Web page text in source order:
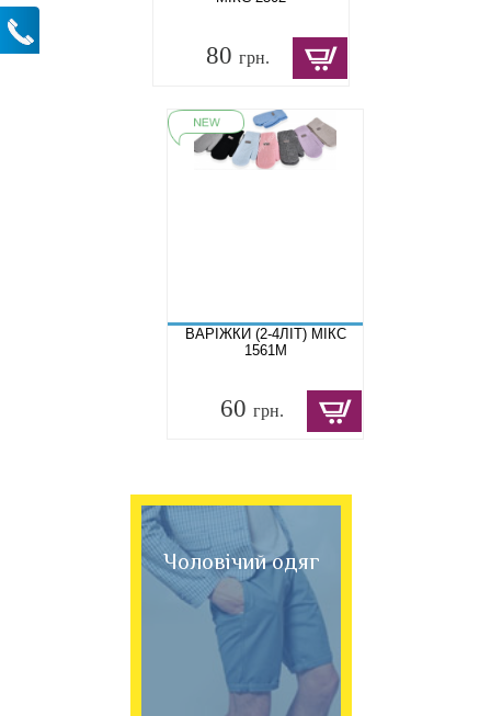
80грн.
ВАРІЖКИ (2-4ЛІТ) МІКС
1561M
60грн.
Чоловічий одяг